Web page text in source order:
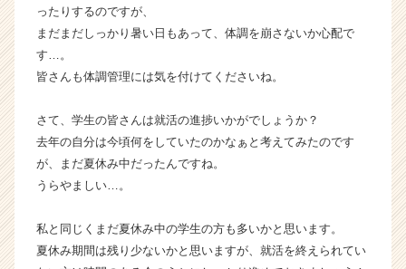
業
ス
ウ
ト
が
就
活
サ
ったりするのですが、
まだまだしっかり暑い日もあって、体調を崩さないか心配で
す…。
皆さんも体調管理には気を付けてくださいね。
さて、学生の皆さんは就活の進捗いかがでしょうか？
去年の自分は今頃何をしていたのかなぁと考えてみたのです
が、まだ夏休み中だったんですね。
うらやましい…。
私と同じくまだ夏休み中の学生の方も多いかと思います。
夏休み期間は残り少ないかと思いますが、就活を終えられてい